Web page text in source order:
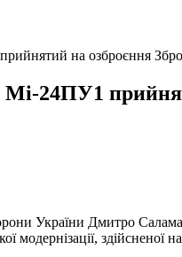
на озброєння
Мі-24ПУ1
України Дмитро
модернізації,